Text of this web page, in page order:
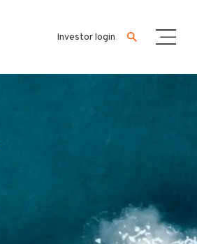
Investor login